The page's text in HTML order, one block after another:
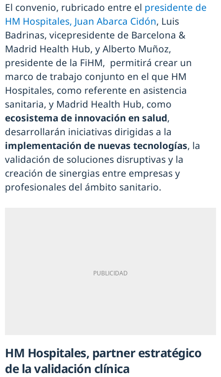
El convenio, rubricado entre el presidente de
HM Hospitales, Juan Abarca Cidón, Luis
Badrinas, vicepresidente de Barcelona &
Madrid Health Hub, y Alberto Muñoz,
presidente de la FiHM, permitirá crear un
marco de trabajo conjunto en el que HM
Hospitales, como referente en asistencia
sanitaria, y Madrid Health Hub, como
ecosistema de innovación en salud,
desarrollarán iniciativas dirigidas a la
implementación de nuevas tecnologías, la
validación de soluciones disruptivas y la
creación de sinergias entre empresas y
profesionales del ámbito sanitario.
HM Hospitales, partner estratégico
de la validación clínica